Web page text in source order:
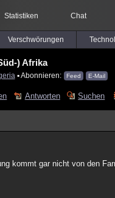
Statistiken Chat
Verschwörungen
) Afrika
▪ Abonnieren: Feed E-Mail
Antworten Suchen
kommt gar nicht von den